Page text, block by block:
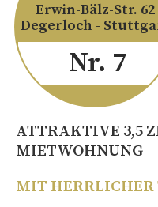
Erwin-Bälz-Str. 62
Degerloch -
Nr. 7
ATTRAKTIVE 3,5
MIETWOHNUNG
MIT HERRLICHER